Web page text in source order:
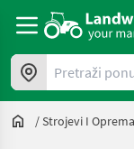
Pretraži ponude
/Strojevi I